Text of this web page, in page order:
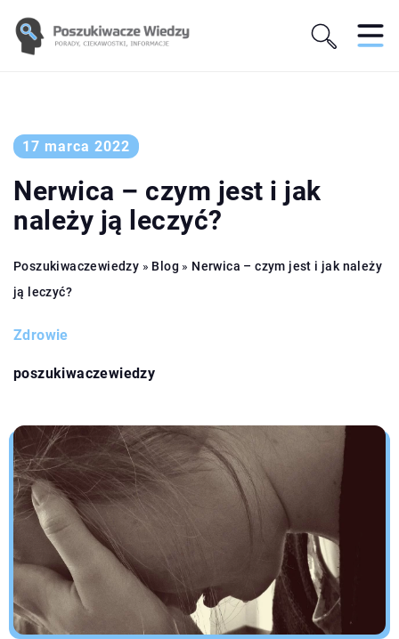
17 marca 2022
Nerwica – czym jest i jak
należy ją leczyć?
Poszukiwaczewiedzy » Blog » Nerwica – czym jest i jak należy
ją leczyć?
Zdrowie
poszukiwaczewiedzy